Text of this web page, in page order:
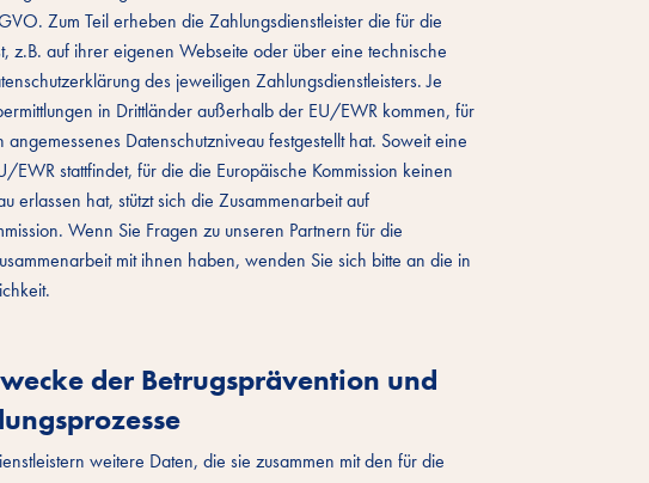
Zum Teil erheben die Zahlungsdienstleister die für die
auf ihrer eigenen Webseite oder über eine technische
des jeweiligen Zahlungsdienstleisters. Je
in Drittländer außerhalb der EU/EWR kommen, für
Datenschutzniveau festgestellt hat. Soweit eine
stattfindet, für die die Europäische Kommission keinen
erlassen hat, stützt sich die Zusammenarbeit auf
Wenn Sie Fragen zu unseren Partnern für die
mit ihnen haben, wenden Sie sich bitte an die in
der Betrugsprävention und
weitere Daten, die sie zusammen mit den für die